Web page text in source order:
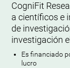
CogniFit
a científicos e
de
investigación
Es financiado
lucro